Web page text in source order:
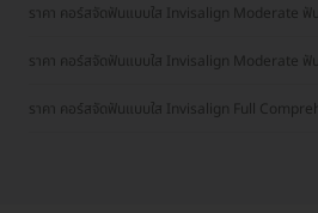
ราคา คอร์สจัดฟันแบบใส Invisalign Moderate ฟั
ราคา คอร์สจัดฟันแบบใส Invisalign Moderate ฟั
ราคา คอร์สจัดฟันแบบใส Invisalign Full